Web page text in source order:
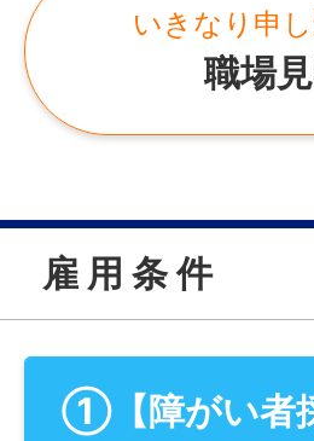
いきなり申
職場
雇 用 条 件
①【障がい者